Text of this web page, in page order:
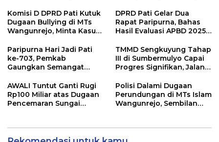
Masyarakat Pati
Pelayanan Publik
Berkualitas
Komisi D DPRD Pati Kutuk
Dugaan Bullying di MTs
Wangunrejo, Minta Kasus
DPRD Pati Gelar Dua
Rapat Paripurna, Bahas
Hasil Evaluasi APBD 2025
2026
Paripurna Hari Jadi Pati
ke-703, Pemkab
Gaungkan Semangat
Mbangun Kamajengan”
TMMD Sengkuyung Tahap
III di Sumbermulyo Capai
Progres Signifikan, Jalan
Persen
AWALI Tuntut Ganti Rugi
Rp100 Miliar atas Dugaan
Pencemaran Sungai
Polisi Dalami Dugaan
Perundungan di MTs Islam
Wangunrejo, Sembilan